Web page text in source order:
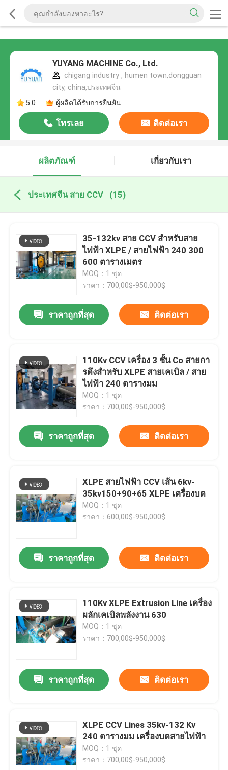
YUYANG MACHINE Co., Ltd.
chigang industry , humen town,dongguan
city, china,ประเทศจีน
5.0
ผู้ผลิตได้รับการยืนยัน
โทรเลย ติดต่อเรา
ผลิตภัณฑ์ เกี่ยวกับเรา
ประเทศจีน สาย CCV (15)
35-132kv สาย CCV สําหรับสาย
ไฟฟ้า XLPE / สายไฟฟ้า 240 300
600 ตารางเมตร
MOQ：1 ชุด
ราคา：700,00$-950,000$
ราคาถูกที่สุด ติดต่อเรา
110Kv CCV เครื่อง 3 ชั้น Co สายกา
รดึงสําหรับ XLPE สายเคเบิล / สาย
ไฟฟ้า 240 ตารางมม
MOQ：1 ชุด
ราคา：700,00$-950,000$
ราคาถูกที่สุด ติดต่อเรา
XLPE สายไฟฟ้า CCV เส้น 6kv-
35kv150+90+65 XLPE เครื่องบด
MOQ：1 ชุด
ราคา：600,00$-950,000$
ราคาถูกที่สุด ติดต่อเรา
110Kv XLPE Extrusion Line เครื่อง
ผลักเคเบิลพลังงาน 630
MOQ：1 ชุด
ราคา：700,00$-950,000$
ราคาถูกที่สุด ติดต่อเรา
XLPE CCV Lines 35kv-132 Kv
240 ตารางมม เครื่องบดสายไฟฟ้า
MOQ：1 ชุด
ราคา：700,00$-950,000$